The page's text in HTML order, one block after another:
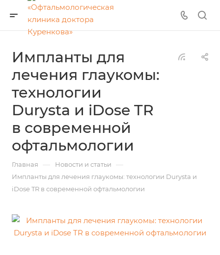
Импланты для
лечения глаукомы:
технологии
Durysta и iDose TR
в современной
офтальмологии
Главная — Новости и статьи —
Импланты для лечения глаукомы: технологии Durysta и
iDose TR в современной офтальмологии